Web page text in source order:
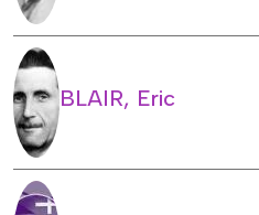
BLAIR, Eric